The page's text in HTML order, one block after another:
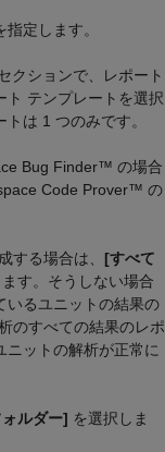
定します。
クションで、レポート
ト テンプレートを選択
は 1 つのみです。
Bug Finder™ の場合
Code Prover™ の
する場合は、 [すべて
す。そうしない場合
いるユニットの結果の
のすべての結果のレポ
ニットの解析が正常に
ルダー] を選択しま